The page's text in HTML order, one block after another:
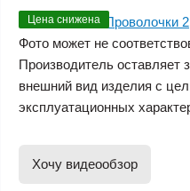
Цена снижена
Фото может не
Производитель оставляет
внешний вид изделия с
эксплуатационных
Хочу видеообзор